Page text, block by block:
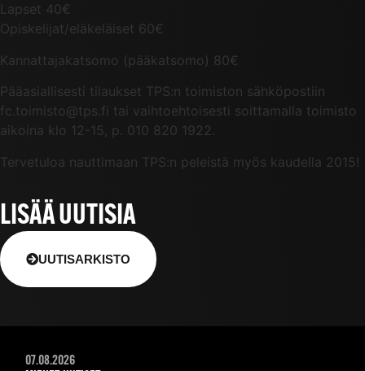
Lapset 40€
Opiskelijat/eläkeläiset 60€
Kannattajakatsomo (pääkatsomo) 80€
Pääasiallisesti tilaukset TPS:n toimiston sähköpostiin
fc.toimisto@tps.fi tai vaihtoehtoisesti soittamalla toimisto
aikoina klo 12-15, p. 010 820 1922.
Tervetuloa nauttimaan TPS:n peleistä myös kaudella 2015!
LISÄÄ UUTISIA
UUTISARKISTO
07.08.2026